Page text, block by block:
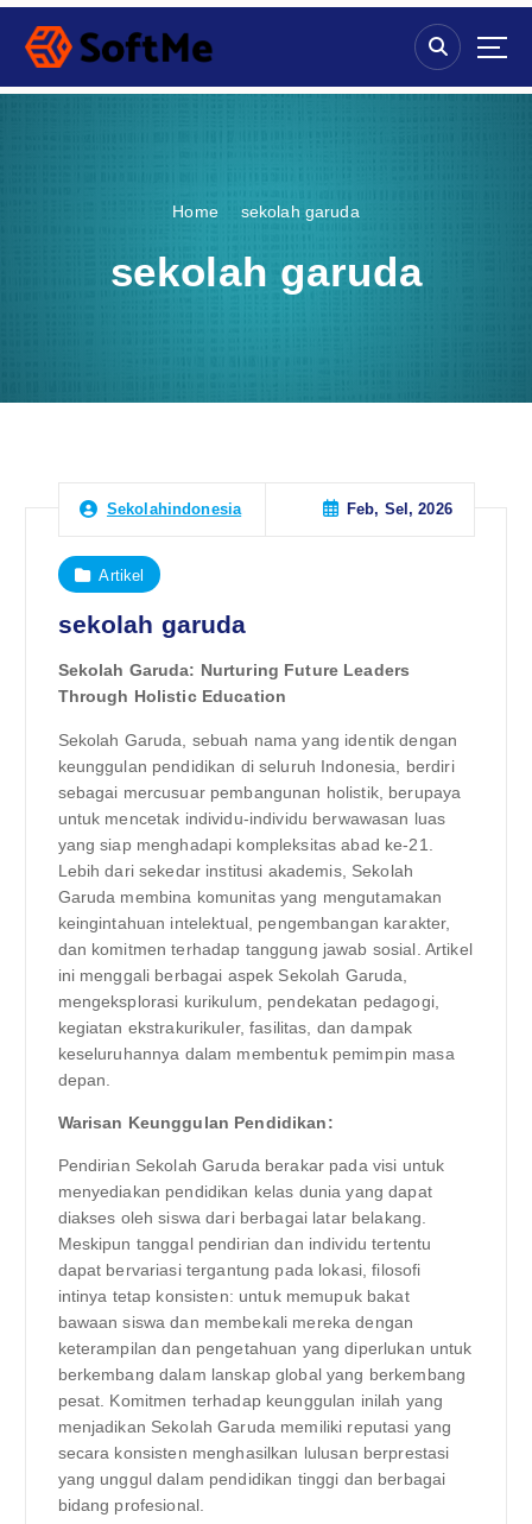
S
p
Home sekolah garuda
sekolah garuda
Sekolahindonesia Feb, Sel, 2026
Artikel
sekolah garuda
Sekolah Garuda: Nurturing Future Leaders
Through Holistic Education
Sekolah Garuda, sebuah nama yang identik dengan
keunggulan pendidikan di seluruh Indonesia, berdiri
sebagai mercusuar pembangunan holistik, berupaya
untuk mencetak individu-individu berwawasan luas
yang siap menghadapi kompleksitas abad ke-21.
Lebih dari sekedar institusi akademis, Sekolah
Garuda membina komunitas yang mengutamakan
keingintahuan intelektual, pengembangan karakter,
dan komitmen terhadap tanggung jawab sosial. Artikel
ini menggali berbagai aspek Sekolah Garuda,
mengeksplorasi kurikulum, pendekatan pedagogi,
kegiatan ekstrakurikuler, fasilitas, dan dampak
keseluruhannya dalam membentuk pemimpin masa
depan.
Warisan Keunggulan Pendidikan:
Pendirian Sekolah Garuda berakar pada visi untuk
menyediakan pendidikan kelas dunia yang dapat
diakses oleh siswa dari berbagai latar belakang.
Meskipun tanggal pendirian dan individu tertentu
dapat bervariasi tergantung pada lokasi, filosofi
intinya tetap konsisten: untuk memupuk bakat
bawaan siswa dan membekali mereka dengan
keterampilan dan pengetahuan yang diperlukan untuk
berkembang dalam lanskap global yang berkembang
pesat. Komitmen terhadap keunggulan inilah yang
menjadikan Sekolah Garuda memiliki reputasi yang
secara konsisten menghasilkan lulusan berprestasi
yang unggul dalam pendidikan tinggi dan berbagai
bidang profesional.